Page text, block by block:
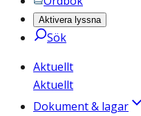
Aktivera lyssna
Sök
Aktuellt
Aktuellt
Dokument & lagar